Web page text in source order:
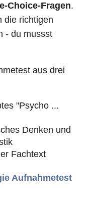
Choice-Fragen.
die richtigen
- du mussst
aus drei
"Psycho ...
Denken und
Fachtext
Aufnahmetest